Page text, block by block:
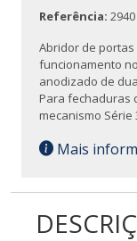
Referência: 2940
Abridor de portas
funcionamento
anodizado de
Para fechaduras
mecanismo Série
Mais